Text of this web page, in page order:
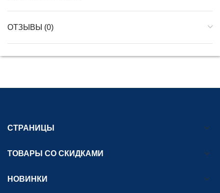
ОТЗЫВЫ (0)
СТРАНИЦЫ
ТОВАРЫ СО СКИДКАМИ
НОВИНКИ